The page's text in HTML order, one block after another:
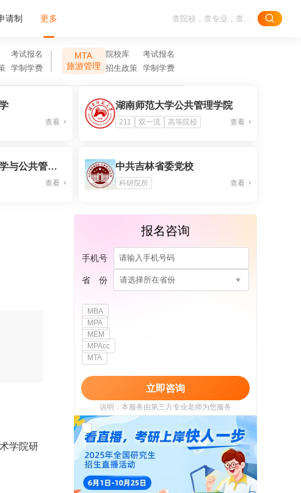
请制 更多
考试报名
学制学费
MTA
旅游管理
院校库
考试报名
招生政策
学制学费
查看
湖南师范大学公共管理学院
211 双一流 高等院校 查看
江苏师范大学哲学与公共管理学院
查看
中共吉林省委党校
科研院所 查看
学院研
报名咨询
手机号
省 份 请选择所在省份
MBA
MPA
MEM
MPAcc
MTA
立即咨询
说明：本服务由第三方专业老师为您服务
我已阅读并同意 《用户政策》
《用户服务
使用协议》